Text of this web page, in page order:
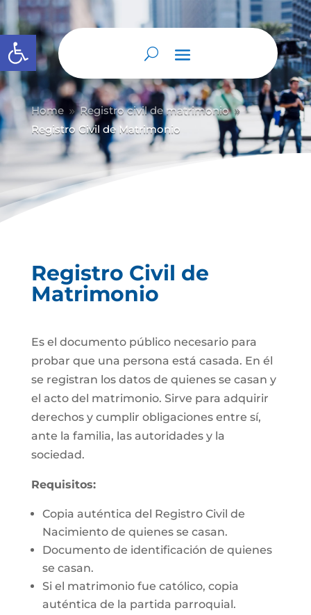
Abrir barra de herramientas
Home 9 Registro civil de matrimonio 9
Registro Civil de Matrimonio
Registro Civil de
Matrimonio
Es el documento público necesario para
probar que una persona está casada. En él
se registran los datos de quienes se casan y
el acto del matrimonio. Sirve para adquirir
derechos y cumplir obligaciones entre sí,
ante la familia, las autoridades y la
sociedad.
Requisitos:
Copia auténtica del Registro Civil de
Nacimiento de quienes se casan.
Documento de identificación de quienes
se casan.
Si el matrimonio fue católico, copia
auténtica de la partida parroquial.